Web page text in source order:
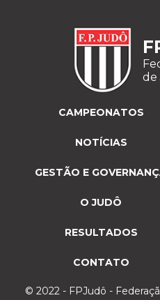
de
CAMPEONATOS
NOTÍCIAS
GESTÃO E
O JUDÔ
RESULTADOS
CONTATO
© 2022 - FPJudô -